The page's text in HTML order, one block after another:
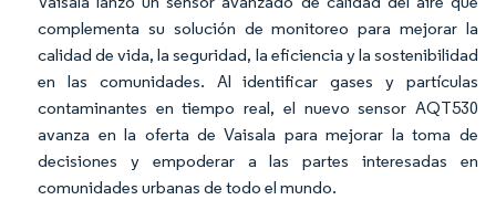
complementa su solución de monitoreo para mejorar la
calidad de vida, la seguridad, la eficiencia y la sostenibilidad
en las comunidades. Al identificar gases y partículas
contaminantes en tiempo real, el nuevo sensor AQT530
avanza en la oferta de Vaisala para mejorar la toma de
decisiones y empoderar a las partes interesadas en
comunidades urbanas de todo el mundo.